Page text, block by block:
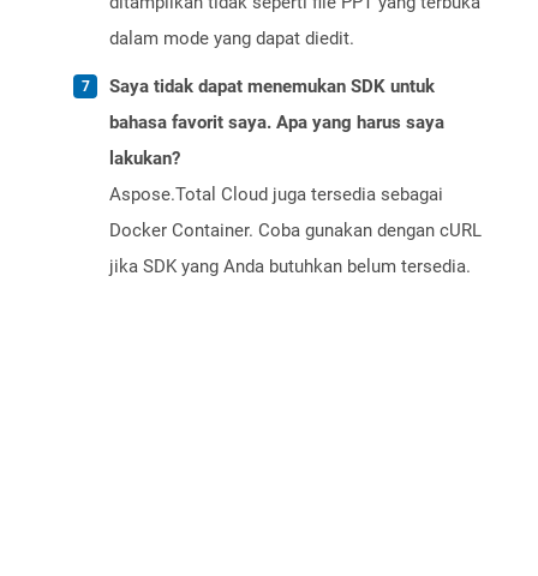
dalam mode yang dapat diedit.
Saya tidak dapat menemukan SDK untuk
bahasa favorit saya. Apa yang harus saya
lakukan?
Aspose.Total Cloud juga tersedia sebagai
Docker Container. Coba gunakan dengan cURL
jika SDK yang Anda butuhkan belum tersedia.